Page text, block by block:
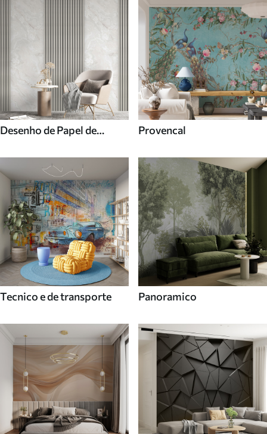
Desenho de Papel de
Provencal
Tecnico e de transporte Panoramico